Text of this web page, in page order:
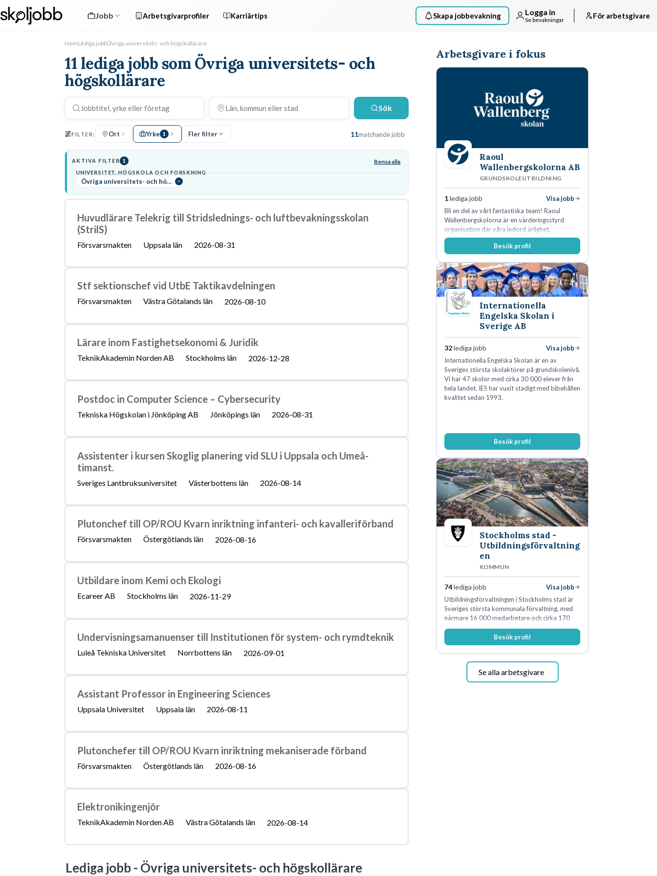
Jobb Arbetsgivarprofiler Karriärtips Skapa jobbevakning Logga in
Se bevakningar För arbetsgivare
HemLediga jobbÖvriga universitets- och högskollärare
11 lediga jobb som Övriga universitets- och
högskollärare
Sök
FILTER: Ort Yrke 1 Fler filter 11matchande jobb
AKTIVA FILTER 1 Rensa alla
UNIVERSITET, HÖGSKOLA OCH FORSKNING
Övriga universitets- och högskollärare
Huvudlärare Telekrig till Stridslednings- och luftbevakningsskolan
(StrilS)
Försvarsmakten Uppsala län 2026-08-31
Stf sektionschef vid UtbE Taktikavdelningen
Försvarsmakten Västra Götalands län 2026-08-10
Lärare inom Fastighetsekonomi & Juridik
TeknikAkademin Norden AB Stockholms län 2026-12-28
Postdoc in Computer Science – Cybersecurity
Tekniska Högskolan i Jönköping AB Jönköpings län 2026-08-31
Assistenter i kursen Skoglig planering vid SLU i Uppsala och Umeå-
timanst.
Sveriges Lantbruksuniversitet Västerbottens län 2026-08-14
Plutonchef till OP/ROU Kvarn inriktning infanteri- och kavalleriförband
Försvarsmakten Östergötlands län 2026-08-16
Utbildare inom Kemi och Ekologi
Ecareer AB Stockholms län 2026-11-29
Undervisningsamanuenser till Institutionen för system- och rymdteknik
Luleå Tekniska Universitet Norrbottens län 2026-09-01
Assistant Professor in Engineering Sciences
Uppsala Universitet Uppsala län 2026-08-11
Plutonchefer till OP/ROU Kvarn inriktning mekaniserade förband
Försvarsmakten Östergötlands län 2026-08-16
Elektronikingenjör
TeknikAkademin Norden AB Västra Götalands län 2026-08-14
Lediga jobb - Övriga universitets- och högskollärare
Arbetsgivare i fokus
Raoul
Wallenbergskolorna AB
GRUNDSKOLEUTBILDNING
1lediga jobb
Visa jobb
Bli en del av vårt fantastiska team! Raoul
Wallenbergskolorna är en värderingsstyrd
organisation där våra ledord ärlighet,
medkänsla, mod och handlingskraft
genomsyrar allt vi gör. Vi är tydliga med vad vi
samtidigt möjligheter att växa och utvecklas
internt.
Besök profil
Internationella
Engelska Skolan i
Sverige AB
32lediga jobb
Visa jobb
Internationella Engelska Skolan är en av
Sveriges största skolaktörer på grundskolenivå.
Vi har 47 skolor med cirka 30 000 elever från
hela landet. IES har vuxit stadigt med bibehållen
kvalitet sedan 1993.
Besök profil
Stockholms stad -
Utbildningsförvaltning
en
KOMMUN
74lediga jobb
Visa jobb
Utbildningsförvaltningen i Stockholms stad är
Sveriges största kommunala förvaltning, med
närmare 16 000 medarbetare och cirka 170
kommunala grundskolor och gymnasieskolor
Besök profil
Se alla arbetsgivare